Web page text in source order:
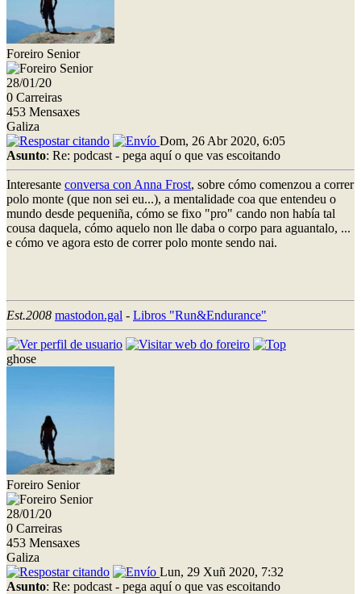
Foreiro Senior
28/01/20
0 Carreiras
453 Mensaxes
Galiza
Dom, 26 Abr 2020, 6:05
Asunto: Re: podcast - pega aquí o que vas escoitando
Interesante conversa con Anna Frost, sobre cómo comenzou a correr
polo monte (que non sei eu...), a mentalidade coa que entendeu o
mundo desde pequeniña, cómo se fixo "pro" cando non había tal
cousa daquela, cómo aquelo non lle daba o corpo para aguantalo, ...
e cómo ve agora esto de correr polo monte sendo nai.
Est.2008 mastodon.gal - Libros "Run&Endurance"
ghose
Foreiro Senior
28/01/20
0 Carreiras
453 Mensaxes
Galiza
Lun, 29 Xuñ 2020, 7:32
Asunto: Re: podcast - pega aquí o que vas escoitando